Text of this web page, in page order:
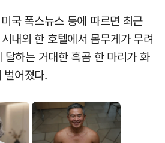
국 폭스뉴스 등에 따르면 최근
내의 한 호텔에서 몸무게가 무려
하는 거대한 흑곰 한 마리가 화
벌어졌다.